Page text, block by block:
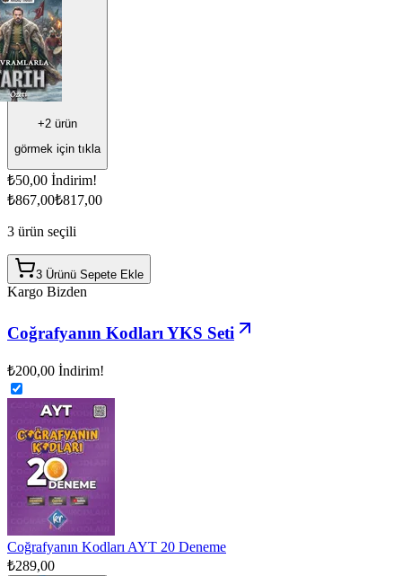
+2 ürün
görmek için tıkla
₺50,00 İndirim!
₺867,00₺817,00
3 ürün seçili
3 Ürünü Sepete Ekle
Kargo Bizden
Coğrafyanın Kodları YKS Seti
₺200,00 İndirim!
Coğrafyanın Kodları AYT 20 Deneme
₺289,00